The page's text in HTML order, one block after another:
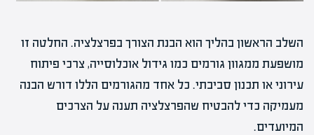
השלב הראשון בהליך הוא הבנת הצורך בפרצלציה. החלטה זו
מושפעת ממגוון גורמים כמו גידול אוכלוסייה, צרכי פיתוח
עירוני או תכנון סביבתי. כל אחד מהגורמים הללו דורש הבנה
מעמיקה כדי להבטיח שהפרצלציה תענה על הצרכים
המיועדים.